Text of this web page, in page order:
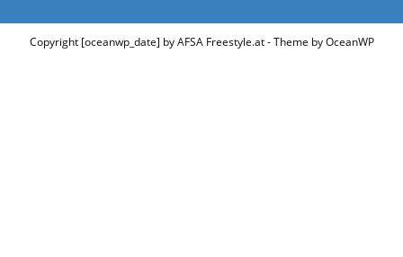
Copyright [oceanwp_date] by AFSA Freestyle.at - Theme by OceanWP